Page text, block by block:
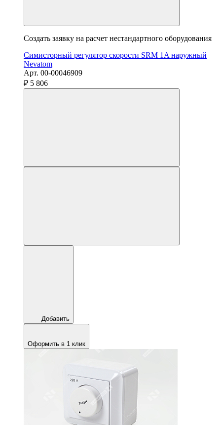
Создать заявку на расчет нестандартного оборудования
Симисторный регулятор скорости SRM 1A наружный
Nevatom
Арт. 00-00046909
₽ 5 806
Добавить
Оформить в 1 клик